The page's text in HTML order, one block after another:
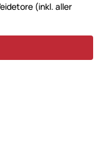
(inkl. aller